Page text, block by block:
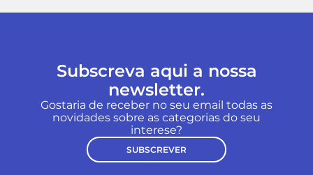
Subscreva aqui a nossa
newsletter.
Gostaria de receber no seu email todas as
novidades sobre as categorias do seu
interese?
SUBSCREVER